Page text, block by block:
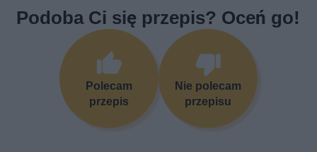
Podoba Ci się przepis? Oceń go!
Polecam
przepis
Nie polecam
przepisu